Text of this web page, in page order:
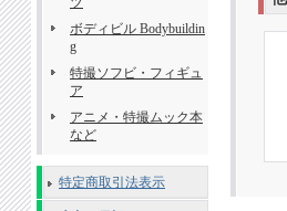
ボディビル Bodybuildin
g
特撮ソフビ・フィギュ
ア
アニメ・特撮ムック本
など
特定商取引法表示